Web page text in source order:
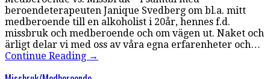
beroendeterapeuten Janique Svedberg om bl.a. mitt
medberoende till en alkoholist i 20år, hennes f.d.
missbruk och medberoende och om vägen ut. Naket och
ärligt delar vi med oss av våra egna erfarenheter och…
Continue Reading →